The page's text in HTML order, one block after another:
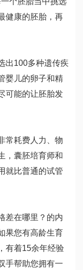
健康的胚胎，再
出100多种遗传疾
婴儿的卵子和精
可能的让胚胎发
常耗费人力、物
，囊胚培育师和
就比普通的试管
差在哪里？的内
果您有高龄生育
有着15余年经验
手帮助您拥有一